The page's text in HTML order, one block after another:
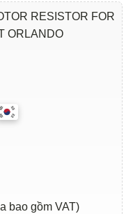
RESISTOR FOR
ORLANDO
bao gồm VAT)